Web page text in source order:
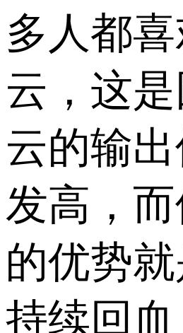
多人都
云，这
云的输
发高，
的优势
持续回